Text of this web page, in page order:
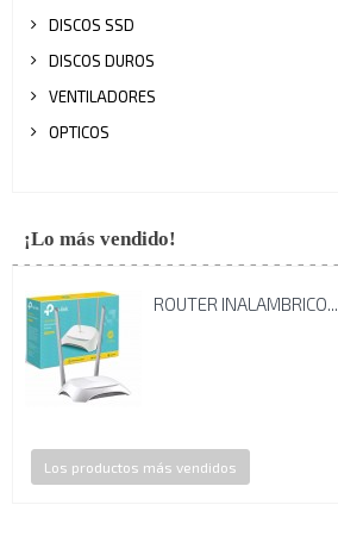
DISCOS SSD
DISCOS DUROS
VENTILADORES
OPTICOS
¡Lo más vendido!
ROUTER INALAMBRICO...
Los productos más vendidos